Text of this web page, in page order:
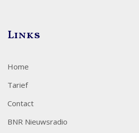
Links
Home
Tarief
Contact
BNR Nieuwsradio